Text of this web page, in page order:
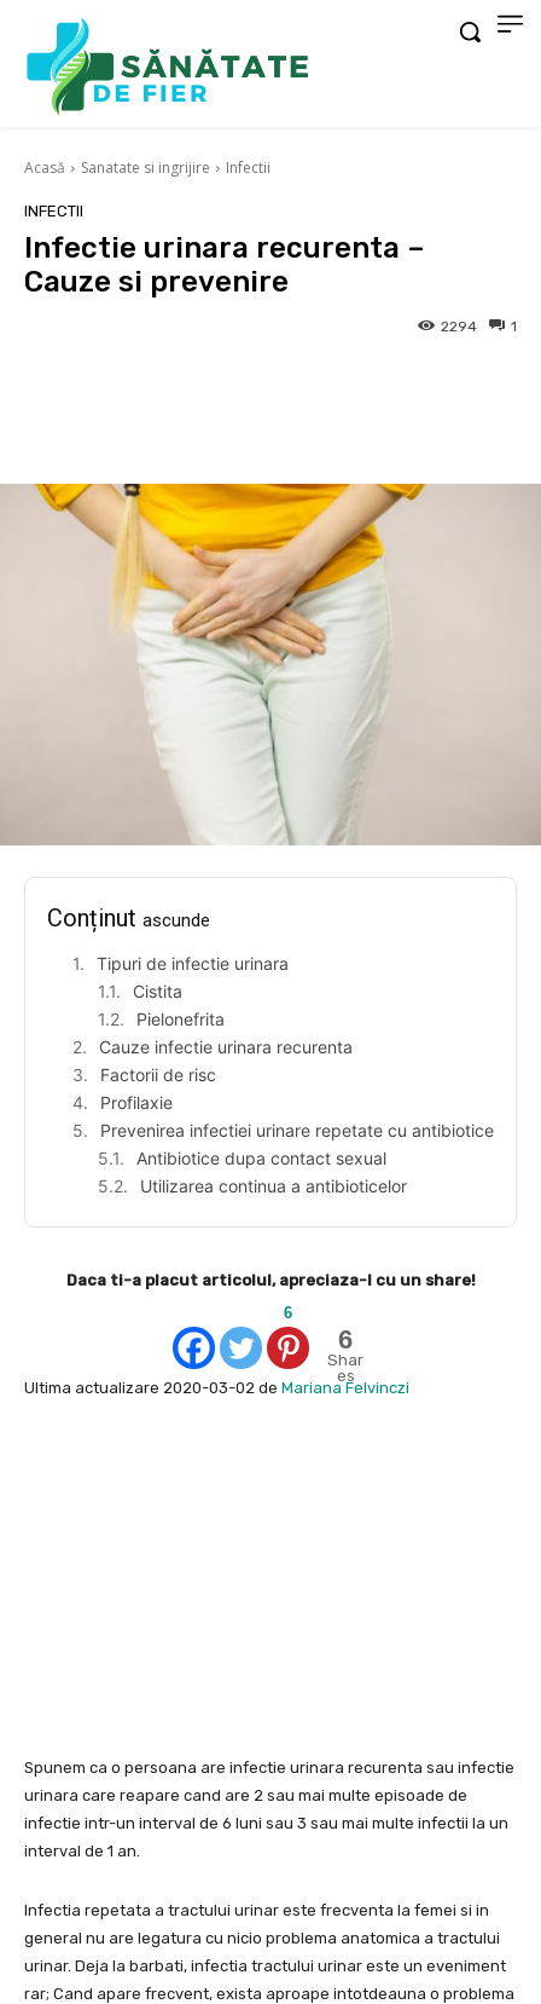
Acasă Sanatate si ingrijire Infectii
INFECTII
Infectie urinara recurenta –
Cauze si prevenire
1
2294
Conținut ascunde
Tipuri de infectie urinara
Cistita
Pielonefrita
Cauze infectie urinara recurenta
Factorii de risc
Profilaxie
Prevenirea infectiei urinare repetate cu antibiotice
Antibiotice dupa contact sexual
Utilizarea continua a antibioticelor
Daca ti-a placut articolul, apreciaza-l cu un share!
6
6
Shar
es
Ultima actualizare 2020-03-02 de Mariana Felvinczi
Spunem ca o persoana are infectie urinara recurenta sau infectie
urinara care reapare cand are 2 sau mai multe episoade de
infectie intr-un interval de 6 luni sau 3 sau mai multe infectii la un
interval de 1 an.
Infectia repetata a tractului urinar este frecventa la femei si in
general nu are legatura cu nicio problema anatomica a tractului
urinar. Deja la barbati, infectia tractului urinar este un eveniment
rar; Cand apare frecvent, exista aproape intotdeauna o problema